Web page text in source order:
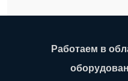
Работаем в